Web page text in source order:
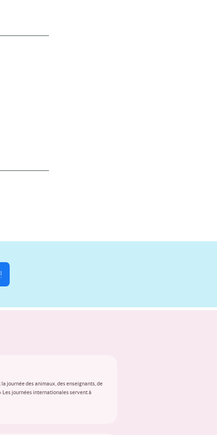
journée des animaux, des enseignants, de
Les journées internationales servent à